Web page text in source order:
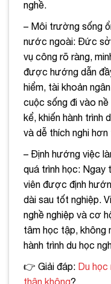
nghề.
– Môi trường sống
nước ngoài: Đức sở
vụ công rõ ràng,
được hướng dẫn
hiểm, tài khoản
cuộc sống đi vào
kể, khiến hành trình
và dễ thích nghi hơn
– Định hướng việc
quá trình học: Ngay
viên được định
dài sau tốt nghiệp.
nghề nghiệp và cơ
tâm học tập, không
hành trình du học
👉 Giải đáp: Du
thân không?